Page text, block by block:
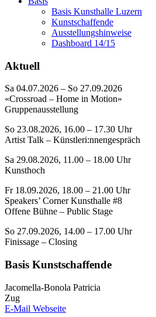
Basis Kunsthalle Luzern
Kunstschaffende
Ausstellungshinweise
Dashboard 14/15
Aktuell
Sa 04.07.2026 – So 27.09.2026
«Crossroad – Home in Motion»
Gruppenausstellung
So 23.08.2026, 16.00 – 17.30 Uhr
Artist Talk – Künstleri:nnengespräch
Sa 29.08.2026, 11.00 – 18.00 Uhr
Kunsthoch
Fr 18.09.2026, 18.00 – 21.00 Uhr
Speakers’ Corner Kunsthalle #8
Offene Bühne – Public Stage
So 27.09.2026, 14.00 – 17.00 Uhr
Finissage – Closing
Basis Kunstschaffende
Jacomella-Bonola Patricia
Zug
E-Mail Webseite